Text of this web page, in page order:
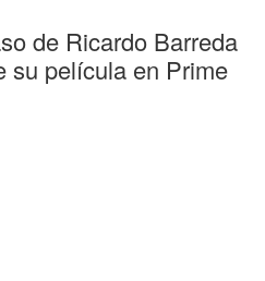
de Ricardo Barreda
su película en Prime